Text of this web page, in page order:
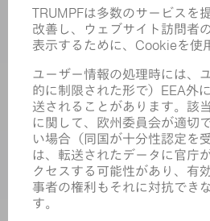
パワーエレクトロニクス
電気ツール
スマートファクトリー
サービス
アプリケーション
業界
企業
キャリア
求人情報
企業プロフィール
取締役会
年次報告書